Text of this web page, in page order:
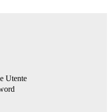
Utente